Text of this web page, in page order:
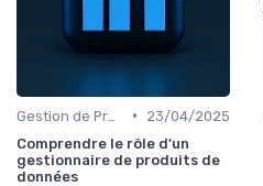
•
23/04/2025
Comprendre le rôle d'un
gestionnaire de produits de
données